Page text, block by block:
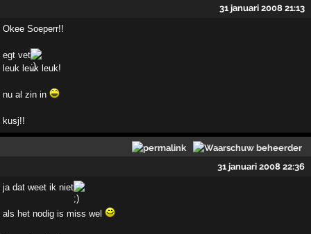
31 januari 2008 21:13
Okee Soeperr!!
egt vet
leuk leuk leuk!
nu al zin in
kusj!!
31 januari 2008 22:36
ja dat weet ik niet
als het nodig is miss wel